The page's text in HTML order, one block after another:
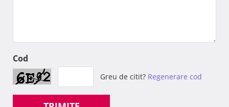
Cod
Greu de citit? Regenerare cod